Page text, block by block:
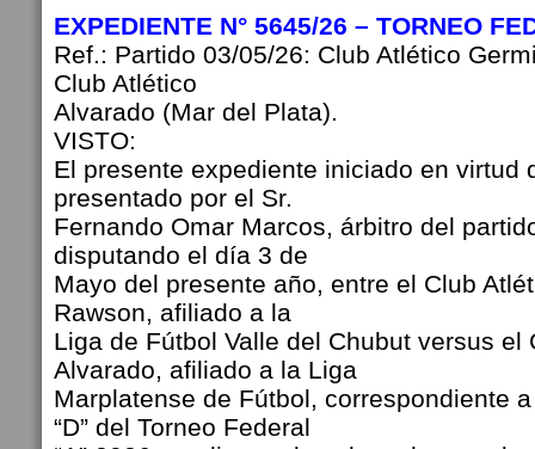
EXPEDIENTE N° 5645/26 – TORNEO
Ref.: Partido 03/05/26: Club Atlético
Club Atlético
Alvarado (Mar del Plata).
VISTO:
El presente expediente iniciado en virtud
presentado por el Sr.
Fernando Omar Marcos, árbitro del
disputando el día 3 de
Mayo del presente año, entre el Club
Rawson, afiliado a la
Liga de Fútbol Valle del Chubut versus el
Alvarado, afiliado a la Liga
Marplatense de Fútbol, correspondiente
“D” del Torneo Federal